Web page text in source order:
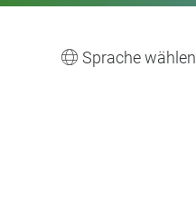
Sprache wählen